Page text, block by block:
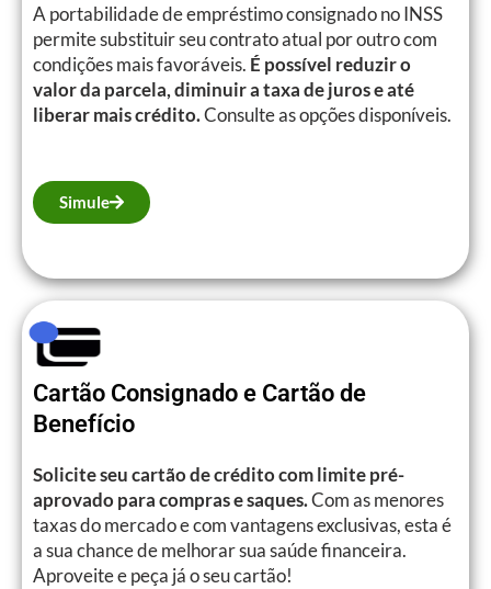
A portabilidade de empréstimo consignado no INSS
permite substituir seu contrato atual por outro com
condições mais favoráveis. É possível reduzir o
valor da parcela, diminuir a taxa de juros e até
liberar mais crédito.Consulte as opções disponíveis.
Simule
Cartão Consignado e Cartão de
Benefício
Solicite seu cartão de crédito com limite pré-
aprovado para compras e saques.Com as menores
taxas do mercado e com vantagens exclusivas, esta é
a sua chance de melhorar sua saúde financeira.
Aproveite e peça já o seu cartão!